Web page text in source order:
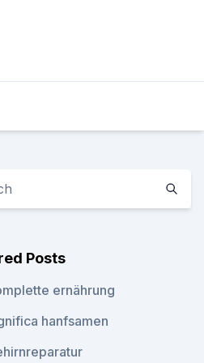
Posts
ernährung
hanfsamen